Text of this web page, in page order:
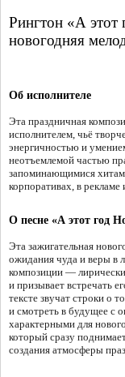
Рингтон «А этот
новогодняя
Об исполнителе
Эта праздничная
исполнителем, чьё
энергичностью и
неотъемлемой частью
запоминающимися
корпоративах, в
О песне «А этот год
Эта зажигательная
ожидания чуда и веры в
композиции —
и призывает встречать
тексте звучат строки о
и смотреть в будущее с
характерными для
который сразу
создания атмосферы